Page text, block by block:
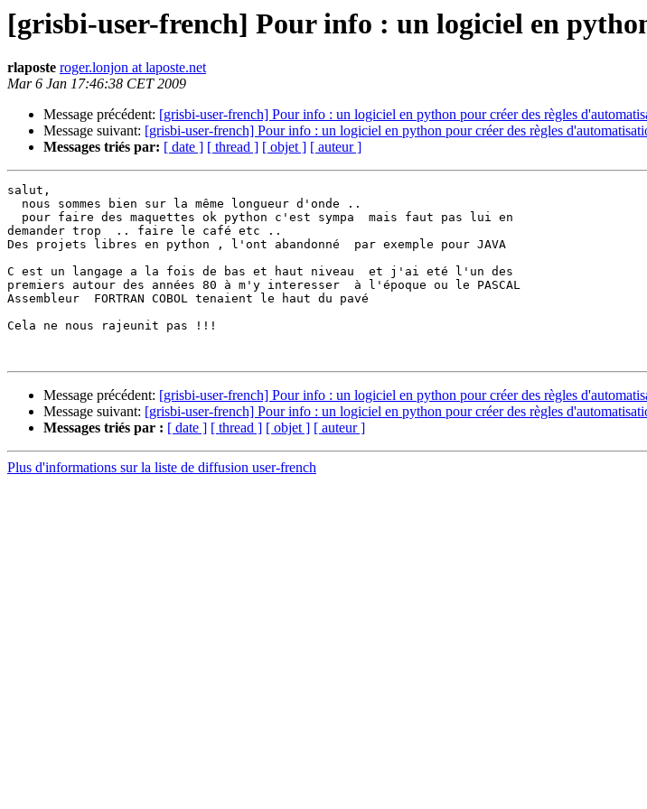
[grisbi-user-french] Pour info : un logiciel en
rlaposte roger.lonjon at laposte.net
Mar 6 Jan 17:46:38 CET 2009
Message précédent: [grisbi-user-french] Pour info : un logiciel en python pour créer des règles
Message suivant: [grisbi-user-french] Pour info : un logiciel en python pour créer des règles
Messages triés par: [ date ] [ thread ] [ objet ] [ auteur ]
salut,
  nous sommes bien sur la même longueur d'onde ..
  pour faire des maquettes ok python c'est sympa  mais faut pas lui en
demander trop  .. faire le café etc ..
Des projets libres en python , l'ont abandonné  par exemple pour JAVA
C est un langage a la fois de bas et haut niveau  et j'ai eté l'un des
premiers autour des années 80 à m'y interesser  à l'époque ou le PASCAL
Assembleur  FORTRAN COBOL tenaient le haut du pavé
Cela ne nous rajeunit pas !!!
Message précédent: [grisbi-user-french] Pour info : un logiciel en python pour créer des règles
Message suivant: [grisbi-user-french] Pour info : un logiciel en python pour créer des règles
Messages triés par : [ date ] [ thread ] [ objet ] [ auteur ]
Plus d'informations sur la liste de diffusion user-french